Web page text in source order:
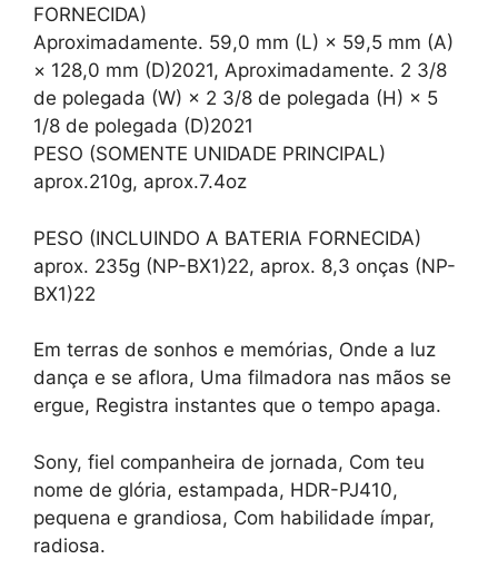
FORNECIDA)
Aproximadamente. 59,0 mm (L) × 59,5 mm (A)
× 128,0 mm (D)2021, Aproximadamente. 2 3/8
de polegada (W) × 2 3/8 de polegada (H) × 5
1/8 de polegada (D)2021
PESO (SOMENTE UNIDADE PRINCIPAL)
aprox.210g, aprox.7.4oz
PESO (INCLUINDO A BATERIA FORNECIDA)
aprox. 235g (NP-BX1)22, aprox. 8,3 onças (NP-
BX1)22
Em terras de sonhos e memórias, Onde a luz
dança e se aflora, Uma filmadora nas mãos se
ergue, Registra instantes que o tempo apaga.
Sony, fiel companheira de jornada, Com teu
nome de glória, estampada, HDR-PJ410,
pequena e grandiosa, Com habilidade ímpar,
radiosa.